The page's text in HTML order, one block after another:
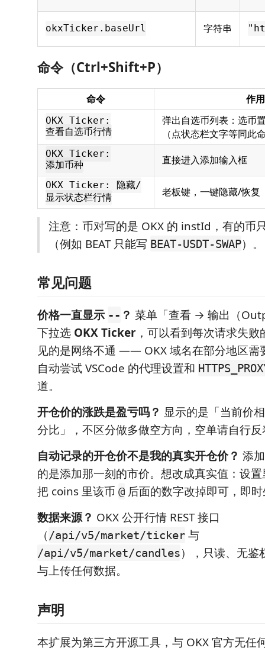
okxTicker.baseUrl 字符串
命令（Ctrl+Shift+P）
命令 作用
OKX Ticker:
查看自选币行情
弹出自选币列表：选币
（点状态栏文字等同此
OKX Ticker:
添加币种
直接进入添加输入框
OKX Ticker: 隐藏/
显示状态栏行情
老板键，一键隐藏/恢复
注意：币对写的是 OKX 的 instId，有的币
（例如 BEAT 只能写 BEAT-USDT-SWAP）。
常见问题
价格一直显示 -- ？ 菜单「查看 → 输出（
下拉选 OKX Ticker ，可以看到每次请求失
见的是网络不通 —— OKX 域名在部分地区需
自动尝试 VSCode 的代理设置和
道。
开仓价的涨跌是盈亏吗？ 显示的是「当前价
分比」，不区分做多做空方向，空单请自行
自动记录的开仓价不是我的真实开仓价？ 添
的是添加那一刻的市价。想改成真实值：设
把 coins 里该币 @ 后面的数字改掉即可，即
数据来源？ OKX 公开行情 REST 接口
（ /api/v5/market/ticker 与
/api/v5/market/candles），只读、无鉴
与上传任何数据。
声明
本扩展为第三方开源工具，与 OKX 官方无任